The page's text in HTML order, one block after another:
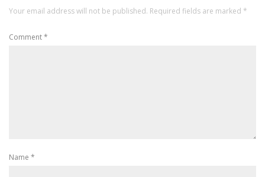
Your email address will not be published. Required fields are marked *
Comment*
Name *